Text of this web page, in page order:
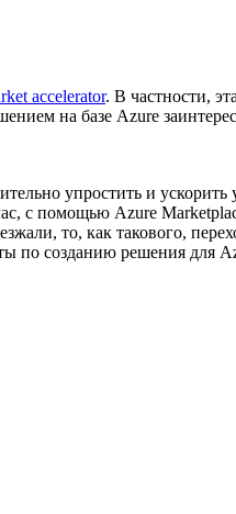
accelerator. В частности,
на базе Azure
упростить и ускорить
с помощью Azure
то, как такового,
по созданию решения для